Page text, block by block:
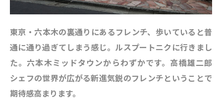
東京・六本木の裏通りにあるフレンチ、歩いていると普
通に通り過ぎてしまう感じ。ルスプートニクに行きまし
た。六本木ミッドタウンからわずかです。高橋雄二郎
シェフの世界が広がる新進気鋭のフレンチということで
期待感高まります。